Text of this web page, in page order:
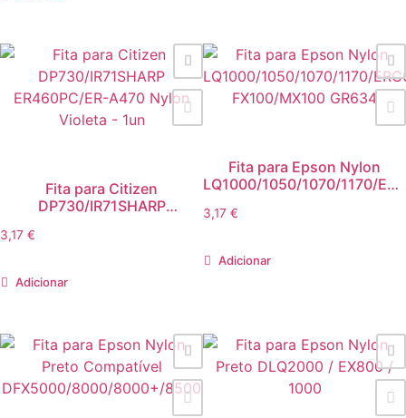
Fita para Citizen
DP730/IR71SHARP
3,17 €
Adicionar
Fita para Epson Nylon
LQ1000/1050/1070/1170/
3,17 €
Adicionar